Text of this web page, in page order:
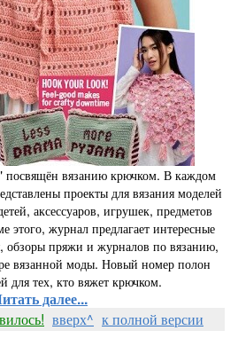
вязанию крючком. В каждом
проекты для вязания моделей
аксессуаров, игрушек, предметов
этого, журнал предлагает интересные
обзоры пряжи и журналов по вязанию,
вязанной моды. Новый номер полон
для тех, кто вяжет крючком.
далее...
вверх^ к полной версии